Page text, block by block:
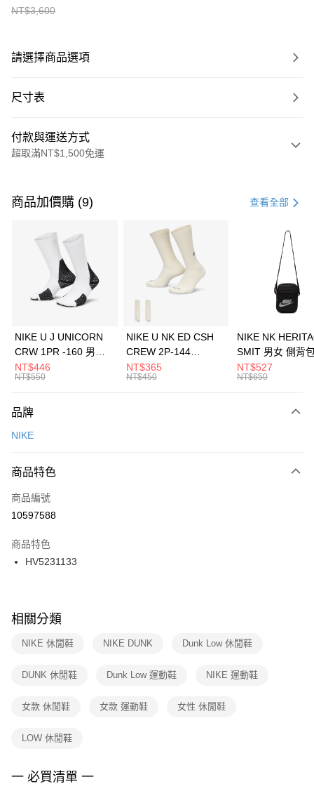
NT$3,600
請選擇商品選項
尺寸表
付款與運送方式
超取滿NT$1,500免運
信用卡一次付款
3 期 0 利率 每期 21家銀行
合作金庫商業銀行
第一商業銀行
華南商業銀行
彰化商業銀行
上海商業儲蓄銀行
元大商業銀行
台灣樂天信用卡公司
Apple Pay
全盈+PAY
AFTEE先享後付
【關於「AFTEE先享後付」】
便利好安心！
３．安心：先確認商品／服務後，再付款。
【「AFTEE先享後付」結帳流程】
１．於結帳方式選擇「AFTEE先享後付」後，將跳轉至「AFTEE先享後付」
２．訂單成立數日內，您將收到繳費通知簡訊。
３．收到繳費通知簡訊後14天內，點擊此簡訊中的連結，可透過四大超商／
ATM／網路銀行／等多元方式進行付款，方視為交易完成。
※ 交易是否成功請以「AFTEE先享後付 」之結帳頁面顯示為準，若有關於
是否繳費成功／繳費後需取消欲退款等相關疑問，請聯繫「AFTEE先享後付
客戶支援中心」
https://netprotections.freshdesk.com/support/home
１．透過由恩沛科技股份有限公司提供之「AFTEE先享後付」服務完成之交
權轉讓予恩沛科技股份有限公司。
３．未成年的使用者請事先徵得法定代理人或監護人之同意方可使用
４．使用「AFTEE先享後付」時，將依據個別帳號之用戶狀況，依本公司即
運送方式
每筆NT$100，滿NT$1,500(含以上)免運費
宅配
每筆NT$100，滿NT$1,500(含以上)免運費
付款後門市自取
每筆NT$100，滿NT$1,500(含以上)免運費
商品加價購 (9) 查看全部
NIKE U J UNICORN
CRW 1PR -160 男女
中統襪 FZ3393100
NT$446
NT$550
NIKE U NK ED CSH
CREW 2P-144
EMBRDY 男女 短統襪
FZ3073133
NT$365
NT$450
NIKE NK
SMIT 男女 側背
BA5871010
NT$527
NT$650
品牌
NIKE
商品特色
商品編號
10597588
商品特色
HV5231133
相關分類
NIKE 休閒鞋 NIKE DUNK Dunk Low 休閒鞋
DUNK 休閒鞋 Dunk Low 運動鞋 NIKE 運動鞋
女款 休閒鞋 女款 運動鞋 女性 休閒鞋
LOW 休閒鞋
一 必買清單 一